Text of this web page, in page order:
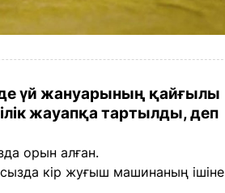
үй жануарының қайғылы
жауапқа тартылды, деп
орын алған.
кір жуғыш машинаның ішіне